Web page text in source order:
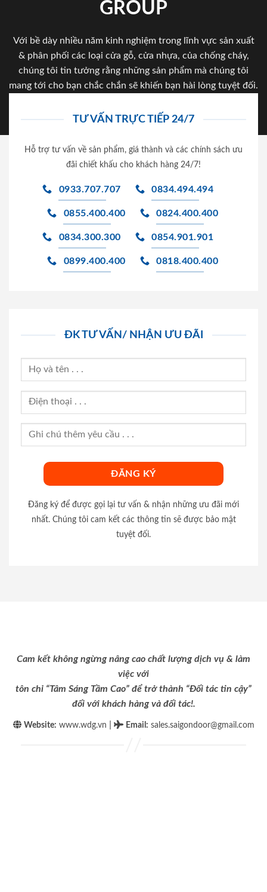
GROUP
Với bề dày nhiều năm kinh nghiệm trong lĩnh vực sản xuất
& phân phối các loại cửa gỗ, cửa nhựa, của chống cháy,
chúng tôi tin tưởng rằng những sản phẩm mà chúng tôi
mang tới cho bạn chắc chắn sẽ khiến bạn hài lòng tuyệt đối.
TƯ VẤN TRỰC TIẾP 24/7
Hỗ trợ tư vấn về sản phẩm, giá thành và các chính sách ưu
đãi chiết khấu cho khách hàng 24/7!
0933.707.707 0834.494.494
0855.400.400 0824.400.400
0834.300.300 0854.901.901
0899.400.400 0818.400.400
ĐK TƯ VẤN/ NHẬN ƯU ĐÃI
Đăng ký để được gọi lại tư vấn & nhận những ưu đãi mới
nhất. Chúng tôi cam kết các thông tin sẽ được bảo mật
tuyệt đối.
Cam kết không ngừng nâng cao chất lượng dịch vụ & làm
việc với
tôn chỉ “Tâm Sáng Tầm Cao” để trở thành “Đối tác tin cậy”
đối với khách hàng và đối tác!.
Website: www.wdg.vn Email : sales.saigondoor@gmail.com